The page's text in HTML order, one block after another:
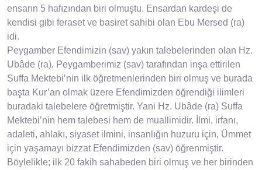
ensarın 5 hafızından biri olmuştu. Ensardan kardeşi de
kendisi gibi feraset ve basiret sahibi olan Ebu Mersed (ra)
idi.
Peygamber Efendimizin (sav) yakın talebelerinden olan Hz.
Ubâde (ra), Peygamberimiz (sav) tarafından inşa ettirilen
Suffa Mektebi’nin ilk öğretmenlerinden biri olmuş ve burada
başta Kur’an olmak üzere Efendimizden öğrendiği ilimleri
buradaki talebelere öğretmiştir. Yani Hz. Ubâde (ra) Suffa
Mektebi’nin hem talebesi hem de muallimidir. İlmi, irfanı,
adaleti, ahlakı, siyaset ilmini, insanlığın huzuru için, Ümmet
için yaşamayı bizzat Efendimizden (sav) öğrenmiştir.
Böylelikle; ilk 20 fakih sahabeden biri olmuş ve her birinden